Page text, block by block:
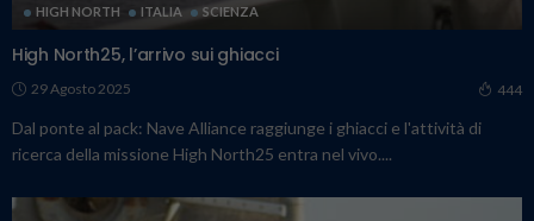
HIGH NORTH ITALIA SCIENZA
High North25, l’arrivo sui ghiacci
29 Agosto 2025 444
Dal ponte al pack: Nave Alliance raggiunge i ghiacci e l'attività di
ricerca della missione High North25 entra nel vivo....